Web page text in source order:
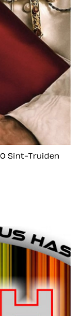
Sint-Truiden